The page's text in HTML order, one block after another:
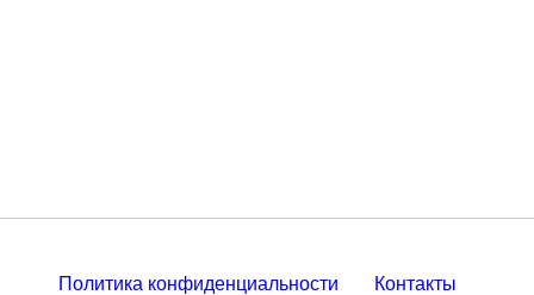
Политика конфиденциальности
Контакты